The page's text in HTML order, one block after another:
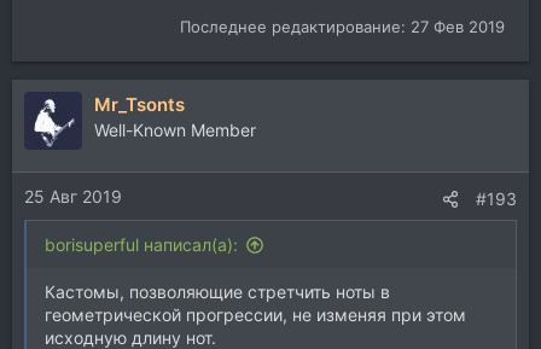
Последнее редактирование: 27 Фев 2019
Mr_Tsonts
Well-Known Member
25 Авг 2019 #193
borisuperful написал(а):
Кастомы, позволяющие стретчить ноты в
геометрической прогрессии, не изменяя при этом
исходную длину нот.